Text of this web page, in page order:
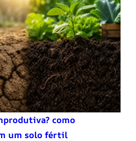
como
um solo fértil